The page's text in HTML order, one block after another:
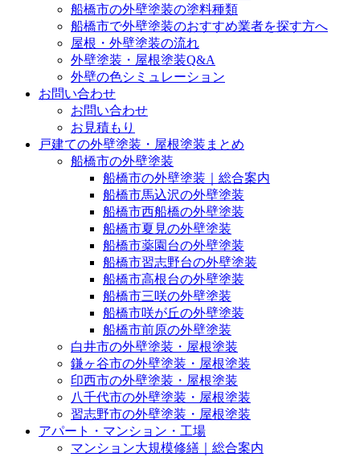
船橋市の外壁塗装の塗料種類
船橋市で外壁塗装のおすすめ業者を探す方へ
屋根・外壁塗装の流れ
外壁塗装・屋根塗装Q&A
外壁の色シミュレーション
お問い合わせ
お問い合わせ
お見積もり
戸建ての外壁塗装・屋根塗装まとめ
船橋市の外壁塗装
船橋市の外壁塗装｜総合案内
船橋市馬込沢の外壁塗装
船橋市西船橋の外壁塗装
船橋市夏見の外壁塗装
船橋市薬園台の外壁塗装
船橋市習志野台の外壁塗装
船橋市高根台の外壁塗装
船橋市三咲の外壁塗装
船橋市咲が丘の外壁塗装
船橋市前原の外壁塗装
白井市の外壁塗装・屋根塗装
鎌ヶ谷市の外壁塗装・屋根塗装
印西市の外壁塗装・屋根塗装
八千代市の外壁塗装・屋根塗装
習志野市の外壁塗装・屋根塗装
アパート・マンション・工場
マンション大規模修繕｜総合案内